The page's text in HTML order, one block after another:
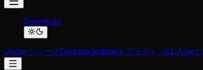
Download
Qoder シリーズDesktopJetBrains プラグインCLIAgent